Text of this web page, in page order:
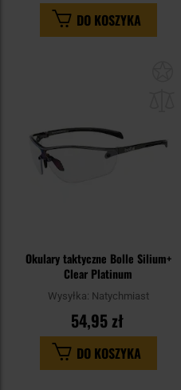
DO KOSZYKA
Okulary taktyczne Bolle Silium+
Clear Platinum
Wysyłka: Natychmiast
54,95 zł
DO KOSZYKA